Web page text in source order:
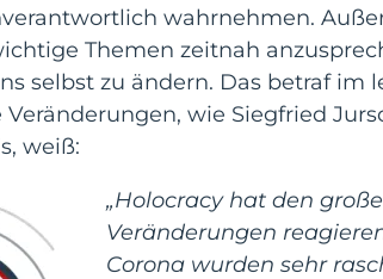
wahrnehmen.
Themen zeitnah
selbst zu ändern. Das betraf im
wie Siegfried
weiß:
„Holocracy hat den
Veränderungen
Corona wurden sehr